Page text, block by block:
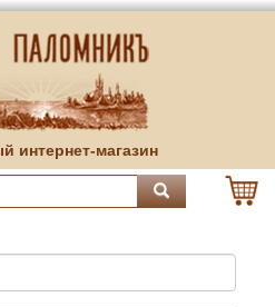
интернет-магазин